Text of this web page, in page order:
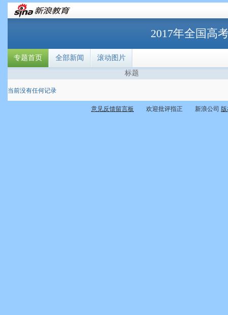
2017年全国高
专题首页 全部新闻
滚动图片
标题
当前没有任何记录
意见反馈留言板 欢迎批评指正 新浪公司